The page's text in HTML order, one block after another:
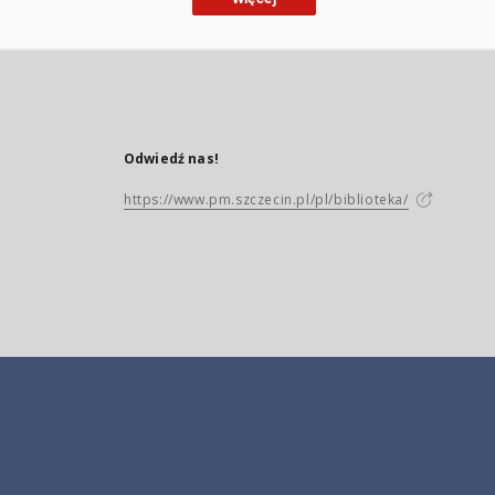
Odwiedź nas!
https://www.pm.szczecin.pl/pl/biblioteka/